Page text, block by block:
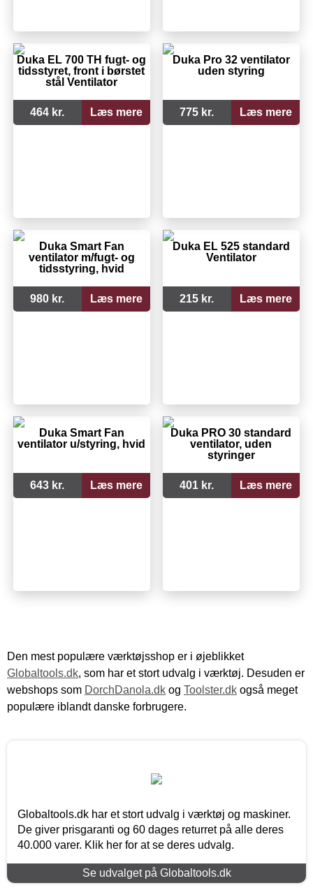
Duka EL 700 TH fugt- og
tidsstyret, front i børstet
stål Ventilator
464 kr. Læs mere
Duka Pro 32 ventilator
uden styring
775 kr. Læs mere
Duka Smart Fan
ventilator m/fugt- og
tidsstyring, hvid
980 kr. Læs mere
Duka EL 525 standard
Ventilator
215 kr. Læs mere
Duka Smart Fan
ventilator u/styring, hvid
643 kr. Læs mere
Duka PRO 30 standard
ventilator, uden
styringer
401 kr. Læs mere
Den mest populære værktøjsshop er i øjeblikket
Globaltools.dk, som har et stort udvalg i værktøj. Desuden er
webshops som DorchDanola.dk og Toolster.dk også meget
populære iblandt danske forbrugere.
Globaltools.dk har et stort udvalg i værktøj og maskiner.
De giver prisgaranti og 60 dages returret på alle deres
40.000 varer. Klik her for at se deres udvalg.
Se udvalget på Globaltools.dk